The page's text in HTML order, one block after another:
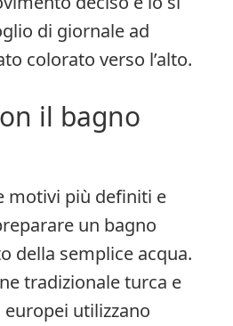
di giornale ad
colorato verso l’alto.
il bagno
motivi più definiti e
un bagno
della semplice acqua.
tradizionale turca e
utilizzano